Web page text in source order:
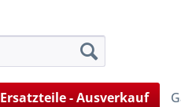
Ersatzteile - Ausverkauf